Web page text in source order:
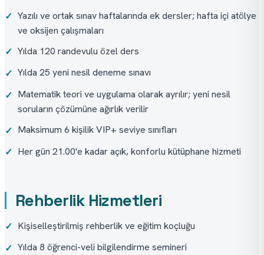
✓ Yazılı ve ortak sınav haftalarında ek dersler; hafta içi atölye
ve oksijen çalışmaları
✓ Yılda 120 randevulu özel ders
✓ Yılda 25 yeni nesil deneme sınavı
✓ Matematik teori ve uygulama olarak ayrılır; yeni nesil
soruların çözümüne ağırlık verilir
✓ Maksimum 6 kişilik VIP+ seviye sınıfları
✓ Her gün 21.00'e kadar açık, konforlu kütüphane hizmeti
Rehberlik Hizmetleri
✓ Kişiselleştirilmiş rehberlik ve eğitim koçluğu
✓ Yılda 8 öğrenci-veli bilgilendirme semineri